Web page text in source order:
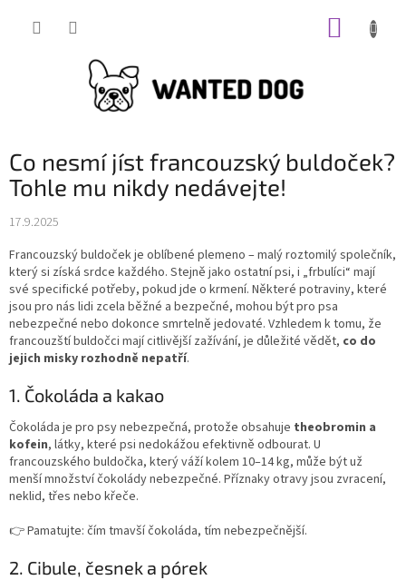
Co nesmí jíst francouzský buldoček?
Tohle mu nikdy nedávejte!
17.9.2025
Francouzský buldoček je oblíbené plemeno – malý roztomilý společník,
který si získá srdce každého. Stejně jako ostatní psi, i „frbulíci“ mají
své specifické potřeby, pokud jde o krmení. Některé potraviny, které
jsou pro nás lidi zcela běžné a bezpečné, mohou být pro psa
nebezpečné nebo dokonce smrtelně jedovaté. Vzhledem k tomu, že
francouzští buldočci mají citlivější zažívání, je důležité vědět, co do
jejich misky rozhodně nepatří.
1. Čokoláda a kakao
Čokoláda je pro psy nebezpečná, protože obsahuje theobromin a
kofein, látky, které psi nedokážou efektivně odbourat. U
francouzského buldočka, který váží kolem 10–14 kg, může být už
menší množství čokolády nebezpečné. Příznaky otravy jsou zvracení,
neklid, třes nebo křeče.
👉 Pamatujte: čím tmavší čokoláda, tím nebezpečnější.
2. Cibule, česnek a pórek